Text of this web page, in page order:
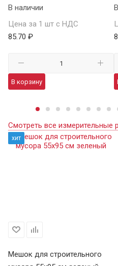
В наличии
Цена за 1 шт с НДС
85.70 ₽
В корзину
Смотреть все измерительные
хит
Мешок для строительного